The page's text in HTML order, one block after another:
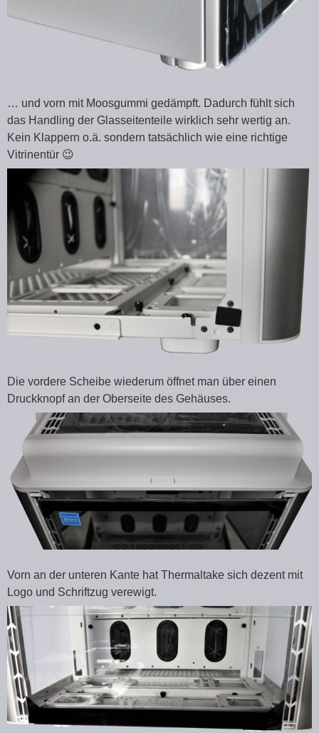
… und vorn mit Moosgummi gedämpft. Dadurch fühlt sich
das Handling der Glasseitenteile wirklich sehr wertig an.
Kein Klappern o.ä. sondern tatsächlich wie eine richtige
Vitrinentür 😉
Die vordere Scheibe wiederum öffnet man über einen
Druckknopf an der Oberseite des Gehäuses.
Vorn an der unteren Kante hat Thermaltake sich dezent mit
Logo und Schriftzug verewigt.